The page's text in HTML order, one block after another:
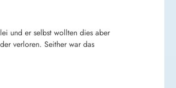
und er selbst wollten dies aber
verloren. Seither war das